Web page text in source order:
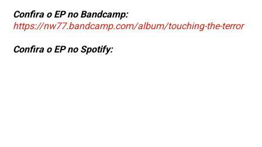
Confira o EP no Bandcamp:
https://nw77.bandcamp.com/album/touching-the-terror
Confira o EP no Spotify: